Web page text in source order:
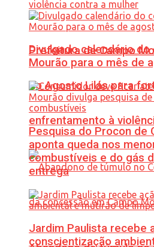
Prefeitura de Campo
do Agosto Lilás para
enfrentamento à
Divulgado calendário
Mourão para o mês de
Pesquisa do Procon de
aponta queda nos
combustíveis e do gás
entrega
Jardim Paulista recebe
conscientização